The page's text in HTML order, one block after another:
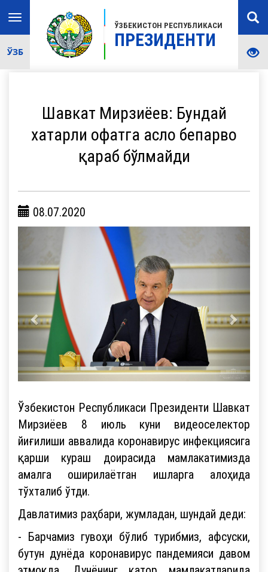
ЎЗБЕКИСТОН РЕСПУБЛИКАСИ
ПРЕЗИДЕНТИ
Toggle
navigation
ЎЗБ
Шавкат Мирзиёев: Бундай
хатарли офатга асло бепарво
қараб бўлмайди
08.07.2020
Ўзбекистон Республикаси Президенти Шавкат
Мирзиёев 8 июль куни видеоселектор
йиғилиши аввалида коронавирус инфекциясига
қарши кураш доирасида мамлакатимизда
амалга оширилаётган ишларга алоҳида
тўхталиб ўтди.
Давлатимиз раҳбари, жумладан, шундай деди:
- Барчамиз гувоҳи бўлиб турибмиз, афсуски,
бутун дунёда коронавирус пандемияси давом